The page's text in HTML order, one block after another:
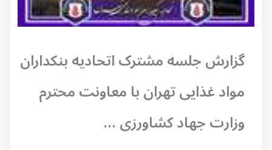
گزارش جلسه مشترک اتحادیه بنکداران
مواد غذایی تهران با معاونت محترم
وزارت جهاد کشاورزی ...